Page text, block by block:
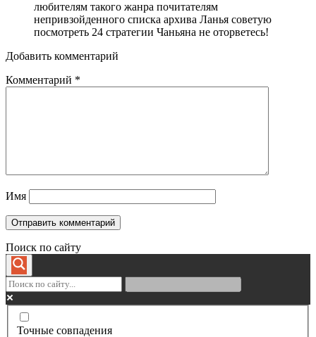
любителям такого жанра почитателям
непривзойденного списка архива Ланья советую
посмотреть 24 стратегии Чаньяна не оторветесь!
Добавить комментарий
Комментарий *
Имя
Поиск по сайту
Точные совпадения